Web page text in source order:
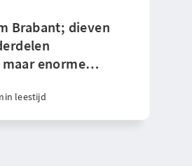
Brabant; dieven
enorme…
leestijd